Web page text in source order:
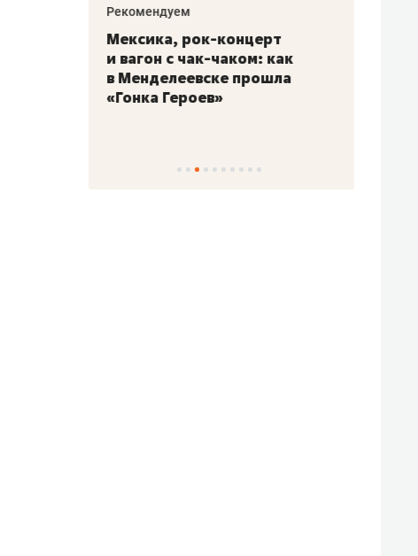
Рекомендуем
Мексика, рок-концерт
и вагон с чак-чаком: как
в Менделеевске прошла
«Гонка Героев»